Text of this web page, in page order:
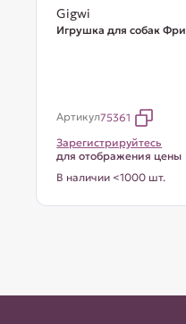
Gigwi
Игрушка для собак
Артикул75361
Зарегистрируйтесь
для отображения цены
В наличии <1000 шт.